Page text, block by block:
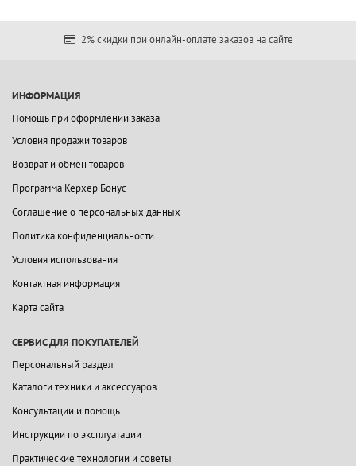
2% скидки при онлайн-оплате заказов на сайте
ИНФОРМАЦИЯ
Помощь при оформлении заказа
Условия продажи товаров
Возврат и обмен товаров
Программа Керхер Бонус
Соглашение о персональных данных
Политика конфиденциальности
Условия использования
Контактная информация
Карта сайта
СЕРВИС ДЛЯ ПОКУПАТЕЛЕЙ
Персональный раздел
Каталоги техники и аксессуаров
Консультации и помощь
Инструкции по эксплуатации
Практические технологии и советы